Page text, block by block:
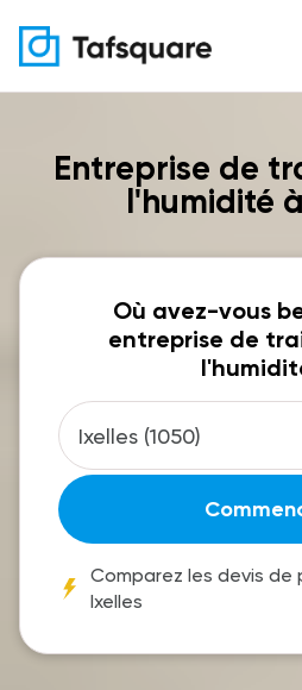
Entreprise de
l'humidité
Où avez-vous
entreprise de
Comparez les devis de
Ixelles